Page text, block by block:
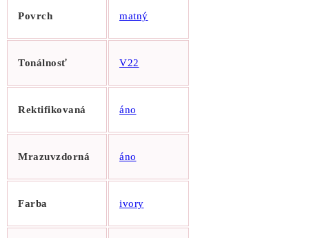
Povrch matný
Tonálnosť V22
Rektifikovaná áno
Mrazuvzdorná áno
Farba ivory